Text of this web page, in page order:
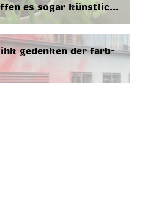
es so­gar künst­li­c…
ge­den­ken der farb­